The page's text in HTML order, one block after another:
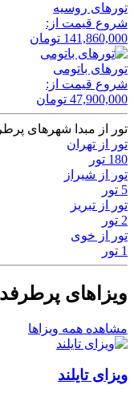
تور‌های روسیه
شروع قیمت از:
141,860,000 تومان
تور‌های باتومی
شروع قیمت از:
47,900,000 تومان
تور از مبدا شهرهای
تور از تهران
180 تور
تور از شیراز
5 تور
تور از تبریز
2 تور
تور از خوی
1 تور
ویزاهای
مشاهده همه ویزاها
ویزای تایلند